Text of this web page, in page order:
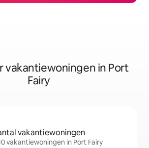
vakantiewoningen in Port
Fairy
vakantiewoningen
vakantiewoningen in Port Fairy